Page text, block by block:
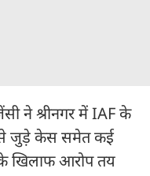
ने श्रीनगर में IAF के
से जुड़े केस समेत कई
खिलाफ आरोप तय